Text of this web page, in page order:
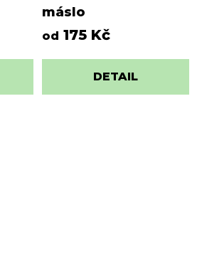
máslo
od 175 Kč
DETAIL